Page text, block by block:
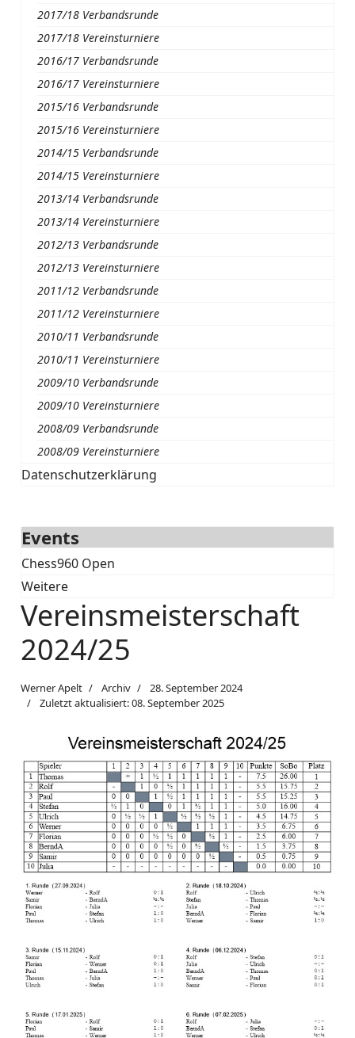
2017/18 Verbandsrunde
2017/18 Vereinsturniere
2016/17 Verbandsrunde
2016/17 Vereinsturniere
2015/16 Verbandsrunde
2015/16 Vereinsturniere
2014/15 Verbandsrunde
2014/15 Vereinsturniere
2013/14 Verbandsrunde
2013/14 Vereinsturniere
2012/13 Verbandsrunde
2012/13 Vereinsturniere
2011/12 Verbandsrunde
2011/12 Vereinsturniere
2010/11 Verbandsrunde
2010/11 Vereinsturniere
2009/10 Verbandsrunde
2009/10 Vereinsturniere
2008/09 Verbandsrunde
2008/09 Vereinsturniere
Datenschutzerklärung
Events
Chess960 Open
Weitere
Vereinsmeisterschaft
2024/25
Werner Apelt Archiv
28. September 2024
Zuletzt aktualisiert: 08. September 2025